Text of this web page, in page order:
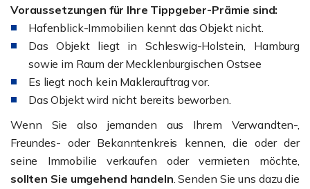
Voraussetzungen für Ihre Tippgeber-Prämie sind:
Hafenblick-Immobilien kennt das Objekt nicht.
Das Objekt liegt in Schleswig-Holstein, Hamburg
sowie im Raum der Mecklenburgischen Ostsee
Es liegt noch kein Maklerauftrag vor.
Das Objekt wird nicht bereits beworben.
Wenn Sie also jemanden aus Ihrem Verwandten-,
Freundes- oder Bekanntenkreis kennen, die oder der
seine Immobilie verkaufen oder vermieten möchte,
sollten Sie umgehend handeln. Senden Sie uns dazu die